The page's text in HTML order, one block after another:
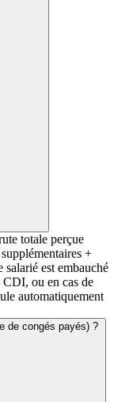
totale perçue
+
salarié est embauché
ou en cas de
automatiquement
de congés payés) ?